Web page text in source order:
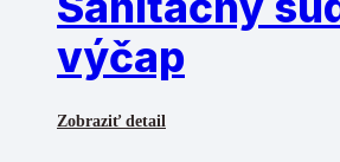
výčap
Zobraziť detail